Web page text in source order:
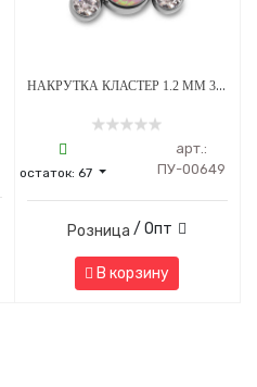
НАКРУТКА КЛАСТЕР 1.2 ММ 3К SWAROVSKI CLEAR ОПАЛ OP-08 ТИТАН
остаток:67
арт.:
ПУ-00649
Розница / Опт
В корзину